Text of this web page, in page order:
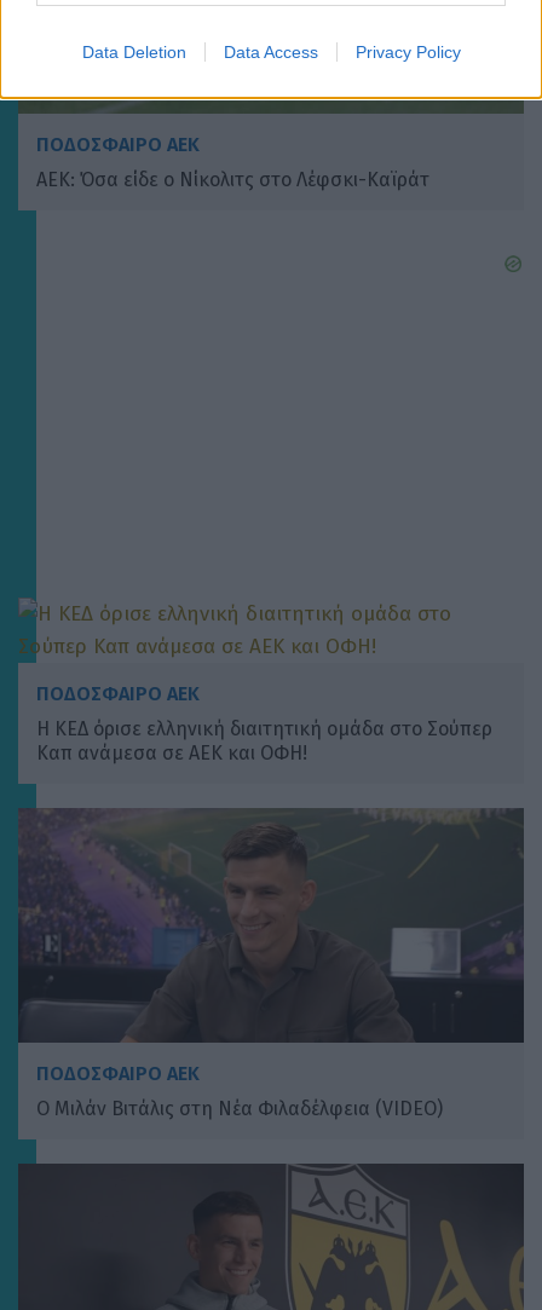
Data Deletion Data Access Privacy Policy
ΠΟΔΟΣΦΑΙΡΟ ΑΕΚ
ΑΕΚ: Όσα είδε ο Νίκολιτς στο Λέφσκι-Καϊράτ
ΠΟΔΟΣΦΑΙΡΟ ΑΕΚ
Η ΚΕΔ όρισε ελληνική διαιτητική ομάδα στο Σούπερ
Καπ ανάμεσα σε ΑΕΚ και ΟΦΗ!
ΠΟΔΟΣΦΑΙΡΟ ΑΕΚ
Ο Μιλάν Βιτάλις στη Νέα Φιλαδέλφεια (VIDEO)